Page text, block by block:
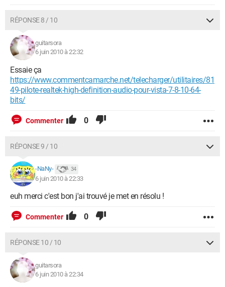
RÉPONSE 8 / 10
guitarsora
6 juin 2010 à 22:32
Essaie ça
https://www.commentcamarche.net/telecharger/utilitaires/81
49-pilote-realtek-high-definition-audio-pour-vista-7-8-10-64-
bits/
Commenter 0
RÉPONSE 9 / 10
-NaNy- 34
6 juin 2010 à 22:33
euh merci c'est bon j'ai trouvé je met en résolu !
Commenter 0
RÉPONSE 10 / 10
guitarsora
6 juin 2010 à 22:34